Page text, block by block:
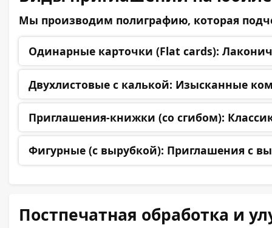
Мы производим полиграфию, которая
Одинарные карточки (Flat cards):
Двухлистовые с калькой: Изысканные
Приглашения-книжки (со сгибом):
Фигурные (с вырубкой): Приглашения с
Постпечатная обработка и